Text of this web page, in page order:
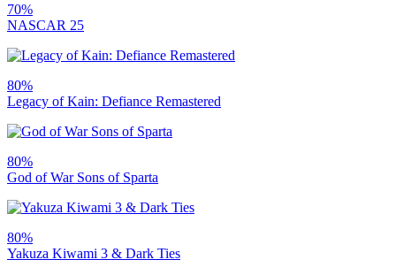
70%
NASCAR 25
80%
Legacy of Kain: Defiance Remastered
80%
God of War Sons of Sparta
80%
Yakuza Kiwami 3 & Dark Ties